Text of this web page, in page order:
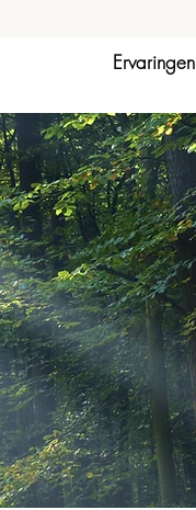
Ervaringen